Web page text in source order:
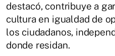
destacó, contribuye a
cultura en igualdad de
los ciudadanos,
donde residan.